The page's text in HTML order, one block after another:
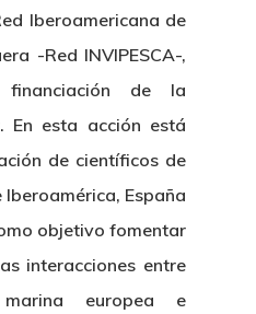
Iberoamericana de
-Red INVIPESCA-,
de la
En esta acción está
de científicos de
España
objetivo fomentar
interacciones entre
europea e